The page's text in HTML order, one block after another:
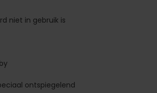
niet in gebruik is
ontspiegelend